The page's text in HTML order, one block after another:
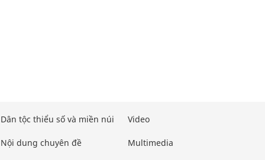
Dân tộc thiểu số và miền núi
Nội dung chuyên đề
Video
Multimedia